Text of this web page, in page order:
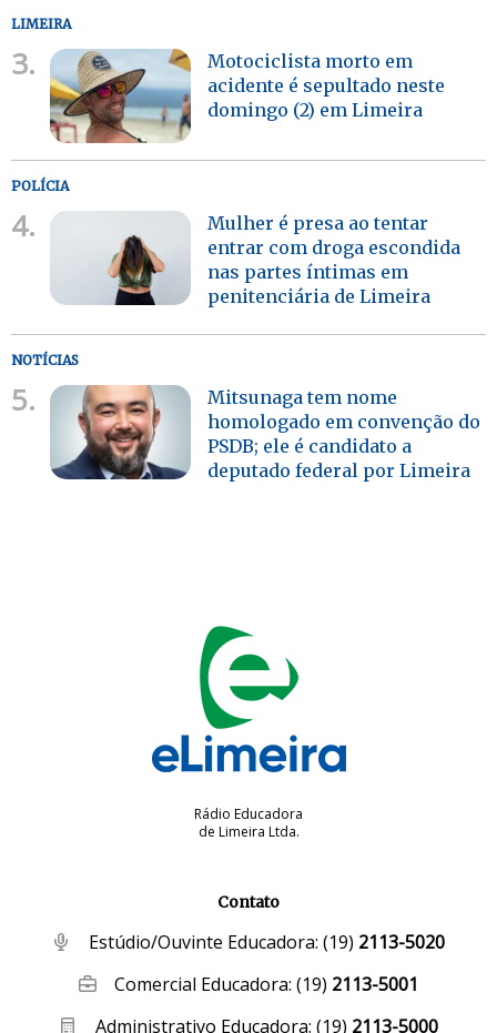
LIMEIRA
3.
Motociclista morto em
acidente é sepultado neste
domingo (2) em Limeira
POLÍCIA
4.
Mulher é presa ao tentar
entrar com droga escondida
nas partes íntimas em
penitenciária de Limeira
NOTÍCIAS
5.
Mitsunaga tem nome
homologado em convenção do
PSDB; ele é candidato a
deputado federal por Limeira
Rádio Educadora
de Limeira Ltda.
Contato
Estúdio/Ouvinte Educadora: (19) 2113-5020
Comercial Educadora:(19) 2113-5001
Administrativo Educadora: (19) 2113-5000